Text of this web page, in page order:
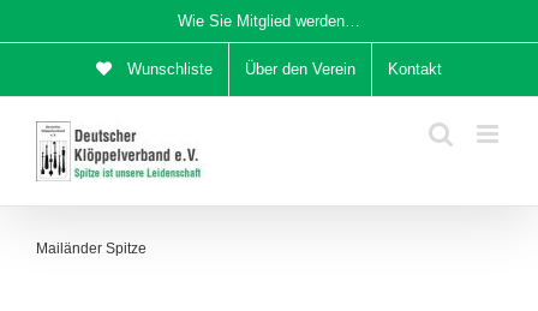
Inhalt
Wie Sie Mitglied werden…
Wunschliste Über den Verein Kontakt
Mailänder Spitze